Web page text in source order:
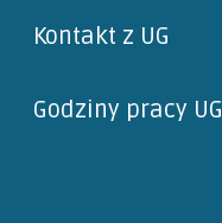
Kontakt z UG
Godziny pracy UG